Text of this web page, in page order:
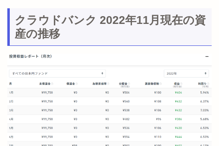
クラウドバンク 2022年11月現在の資
産の推移